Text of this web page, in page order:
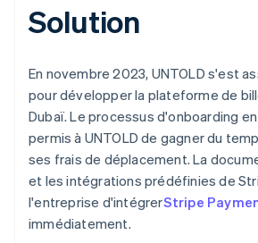
Solution
En novembre 2023, UNTOLD s'est
pour développer la plateforme de
Dubaï. Le processus d'onboarding
permis à UNTOLD de gagner du
ses frais de déplacement. La
et les intégrations prédéfinies de
l'entreprise d'intégrerStripe
immédiatement.